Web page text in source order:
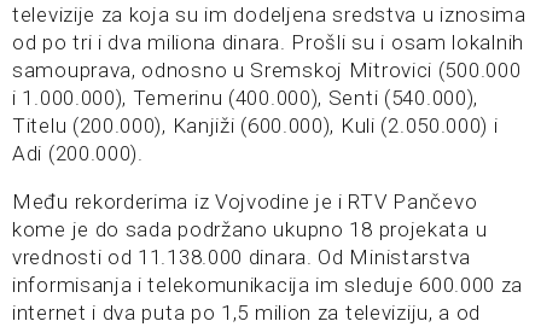
televizije za koja su im dodeljena sredstva u iznosima
od po tri i dva miliona dinara. Prošli su i osam lokalnih
samouprava, odnosno u Sremskoj Mitrovici (500.000
i 1.000.000), Temerinu (400.000), Senti (540.000),
Titelu (200.000), Kanjiži (600.000), Kuli (2.050.000) i
Adi (200.000).
Među rekorderima iz Vojvodine je i RTV Pančevo
kome je do sada podržano ukupno 18 projekata u
vrednosti od 11.138.000 dinara. Od Ministarstva
informisanja i telekomunikacija im sleduje 600.000 za
internet i dva puta po 1,5 milion za televiziju, a od